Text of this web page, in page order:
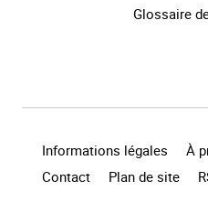
Glossaire
Informations légales À
Contact
Plan de site